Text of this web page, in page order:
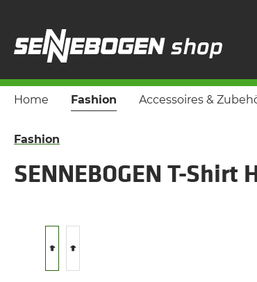
Home Fashion Accessoires &
Fashion
SENNEBOGEN T-Shirt